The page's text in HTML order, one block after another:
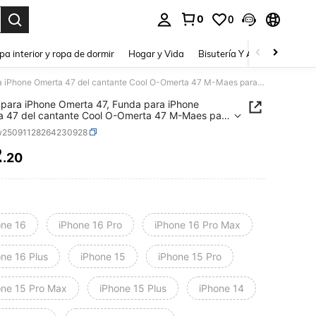
0 0
interior y ropa de dormir Hogar y Vida Bisutería Y Accesorios
Funda para iPhone Omerta 47, Funda para iPhone Omerta 47 del cantante Cool O-Omerta 47 M-Maes para iPhone 16 15 14 13 12 11 Pro Max, negra mate, ultra delgada y suave
iPhone Omerta 47, Funda para iPhone
47 del cantante Cool O-Omerta 47 M-Maes para
16 15 14 13 12 11 Pro Max, negra mate, ultra
y suave
AND AVAILABILITY
.20
16 iPhone 16 Pro iPhone 16 Pro Max
16 Plus iPhone 15 iPhone 15 Pro
15 Pro Max iPhone 15 Plus iPhone 14